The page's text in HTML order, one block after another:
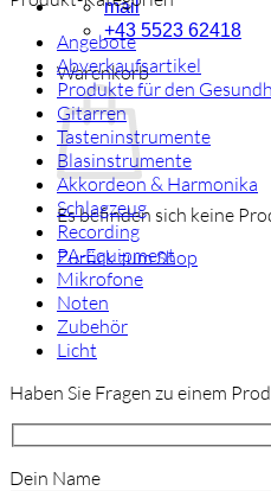
mail
+43 5523 62418
Warenkorb
Es befinden sich keine
Zurück zum Shop
Angebote
Abverkaufsartikel
Produkte für den
Gitarren
Tasteninstrumente
Blasinstrumente
Akkordeon & Harmonika
Schlagzeug
Recording
PA-Equipment
Mikrofone
Noten
Zubehör
Licht
Haben Sie Fragen zu einem
Dein Name